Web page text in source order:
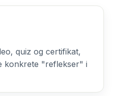
quiz og certifikat,
konkrete "reflekser" i